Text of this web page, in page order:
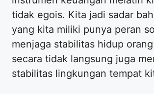
tidak egois. Kita jadi sadar
yang kita miliki punya peran
menjaga stabilitas hidup
secara tidak langsung juga
stabilitas lingkungan tempat